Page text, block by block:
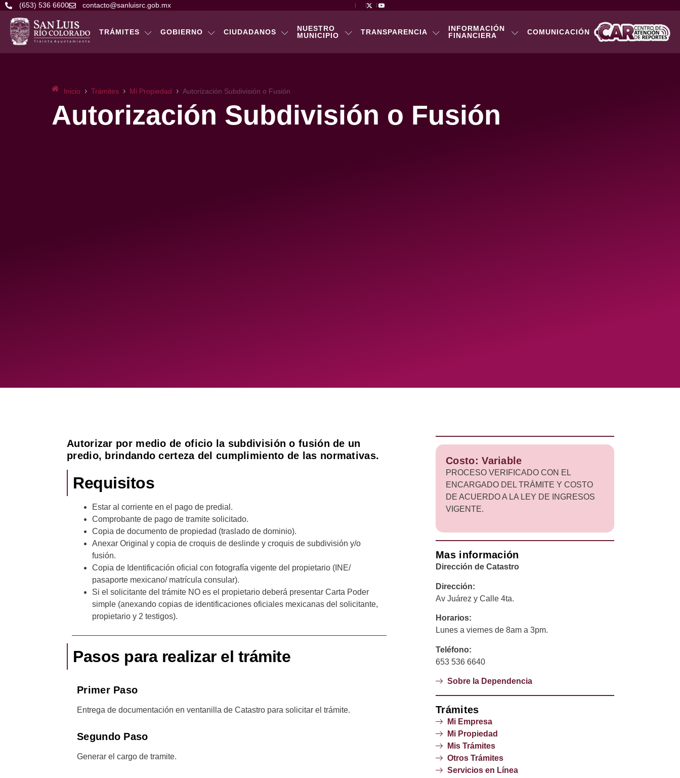
(653) 536 6600 contacto@sanluisrc.gob.mx
TRÁMITES GOBIERNO CIUDADANOS
NUESTRO
MUNICIPIO
TRANSPARENCIA
INFORMACIÓN
FINANCIERA
COMUNICACIÓN
Inicio › Trámites › Mi Propiedad › Autorización Subdivisión o Fusión
Autorización Subdivisión o Fusión
Autorizar por medio de oficio la subdivisión o fusión de un
predio, brindando certeza del cumplimiento de las normativas.
Requisitos
Estar al corriente en el pago de predial.
Comprobante de pago de tramite solicitado.
Copia de documento de propiedad (traslado de dominio).
Anexar Original y copia de croquis de deslinde y croquis de subdivisión y/o
fusión.
Copia de Identificación oficial con fotografía vigente del propietario (INE/
pasaporte mexicano/ matrícula consular).
Si el solicitante del trámite NO es el propietario deberá presentar Carta Poder
simple (anexando copias de identificaciones oficiales mexicanas del solicitante,
propietario y 2 testigos).
Pasos para realizar el trámite
Primer Paso
Entrega de documentación en ventanilla de Catastro para solicitar el trámite.
Segundo Paso
Generar el cargo de tramite.
Costo: Variable
PROCESO VERIFICADO CON EL
ENCARGADO DEL TRÁMITE Y COSTO
DE ACUERDO A LA LEY DE INGRESOS
VIGENTE.
Mas información
Dirección de Catastro
Dirección:
Av Juárez y Calle 4ta.
Horarios:
Lunes a viernes de 8am a 3pm.
Teléfono:
653 536 6640
Sobre la Dependencia
Trámites
Mi Empresa
Mi Propiedad
Mis Trámites
Otros Trámites
Servicios en Línea